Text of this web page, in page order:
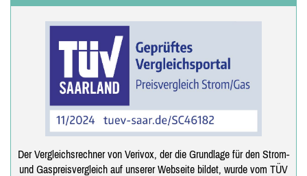
Der Vergleichsrechner von Verivox, der die Grundlage für den Strom-
und Gaspreisvergleich auf unserer Webseite bildet, wurde vom TÜV